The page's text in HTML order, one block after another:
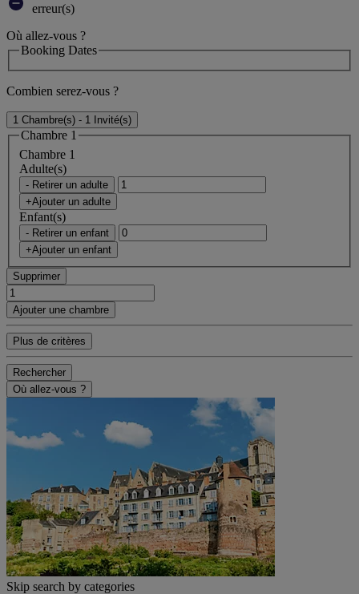
erreur(s)
Où allez-vous ?
Booking Dates
Combien serez-vous ?
1 Chambre(s) - 1 Invité(s)
Chambre 1
Chambre 1
Adulte(s)
- Retirer un adulte
+Ajouter un adulte
Enfant(s)
- Retirer un enfant
+Ajouter un enfant
Supprimer
Ajouter une chambre
Plus de critères
Rechercher
Où allez-vous ?
Skip search by categories